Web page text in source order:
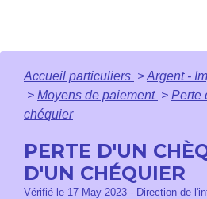
Accueil particuliers >Argent -
> Moyens de paiement > Perte
chéquier
PERTE D'UN
D'UN CHÉQUIER
Vérifié le 17 May 2023 - Direction de